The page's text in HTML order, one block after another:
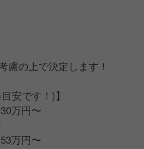
慮の上で決定します！
安です！)】
万円〜
万円〜